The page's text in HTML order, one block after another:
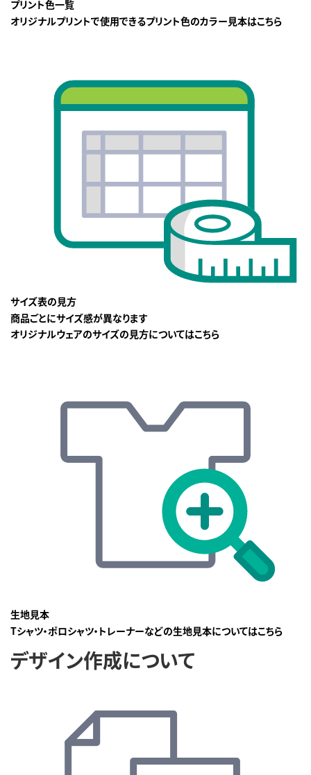
プリント色一覧
オリジナルプリントで使用できるプリント色のカラー見本はこちら
サイズ表の見方
商品ごとにサイズ感が異なります
オリジナルウェアのサイズの見方についてはこちら
生地見本
Tシャツ・ポロシャツ・トレーナーなどの生地見本についてはこちら
デザイン作成について